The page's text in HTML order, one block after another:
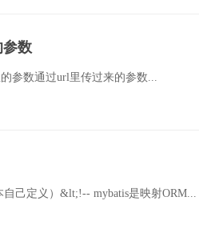
参数
的参数通过url里传过来的参数...
自己定义）&lt;!-- mybatis是映射ORM...